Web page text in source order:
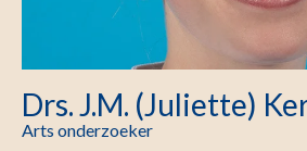
Drs. J.M. (Juliette)
Arts onderzoeker